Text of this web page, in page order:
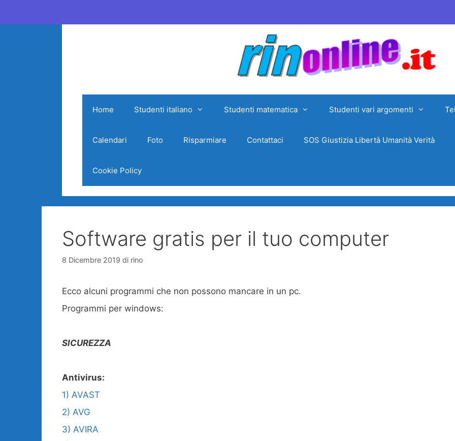
al
Home Studenti italiano Studenti matematica Studenti vari argomenti
Calendari Foto Risparmiare Contattaci SOS Giustizia Libertà Umanità Verità
Cookie Policy
Software gratis per il tuo computer
8 Dicembre 2019 di rino
Ecco alcuni programmi che non possono mancare in un pc.
Programmi per windows:
SICUREZZA
Antivirus:
1) AVAST
2) AVG
3) AVIRA